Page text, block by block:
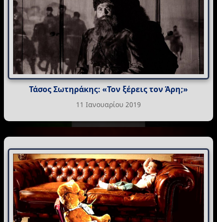
Τάσος Σωτηράκης: «Τον ξέρεις τον Άρη;»
11 Ιανουαρίου 2019